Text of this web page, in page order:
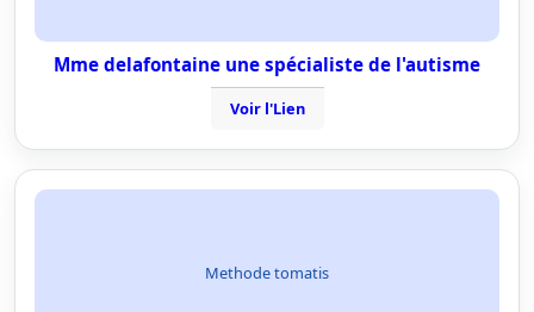
Mme delafontaine une spécialiste de l'autisme
Voir l'Lien
Methode tomatis